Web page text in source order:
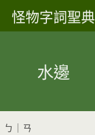
怪物字詞聖典
水邊
｜ㄢ